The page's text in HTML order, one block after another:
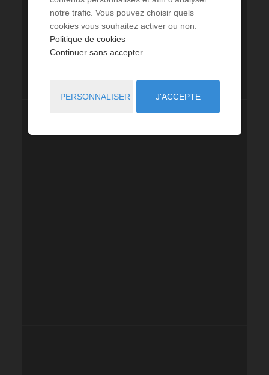
notre trafic. Vous pouvez choisir quels
cookies vous souhaitez activer ou non.
Politique de cookies
Continuer sans accepter
PERSONNALISER J'ACCEPTE